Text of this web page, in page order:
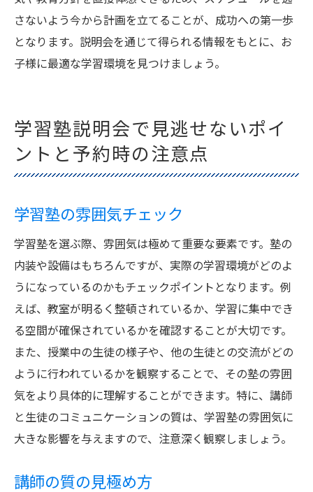
さないよう今から計画を立てることが、成功への第一歩
となります。説明会を通じて得られる情報をもとに、お
子様に最適な学習環境を見つけましょう。
学習塾説明会で見逃せないポイ
ントと予約時の注意点
学習塾の雰囲気チェック
学習塾を選ぶ際、雰囲気は極めて重要な要素です。塾の
内装や設備はもちろんですが、実際の学習環境がどのよ
うになっているのかもチェックポイントとなります。例
えば、教室が明るく整頓されているか、学習に集中でき
る空間が確保されているかを確認することが大切です。
また、授業中の生徒の様子や、他の生徒との交流がどの
ように行われているかを観察することで、その塾の雰囲
気をより具体的に理解することができます。特に、講師
と生徒のコミュニケーションの質は、学習塾の雰囲気に
大きな影響を与えますので、注意深く観察しましょう。
講師の質の見極め方